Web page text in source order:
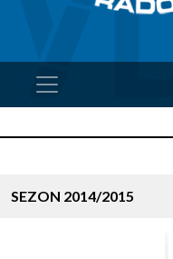
SEZON 2014/2015